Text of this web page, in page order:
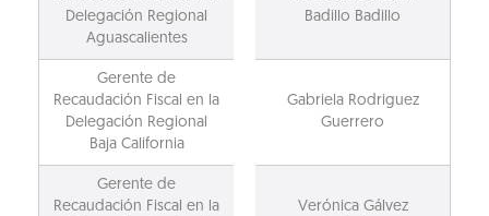
Delegación Regional
Aguascalientes
Badillo Badillo
Gerente de
Recaudación Fiscal en la
Delegación Regional
Baja California
Gabriela Rodriguez
Guerrero
Gerente de
Recaudación Fiscal en la
Verónica Gálvez